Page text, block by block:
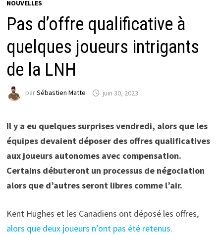
NOUVELLES
Pas d’offre qualificative à
quelques joueurs intrigants
de la LNH
parSébastien Matte juin 30, 2023
Il y a eu quelques surprises vendredi, alors que les
équipes devaient déposer des offres qualificatives
aux joueurs autonomes avec compensation.
Certains débuteront un processus de négociation
alors que d’autres seront libres comme l’air.
Kent Hughes et les Canadiens ont déposé les offres,
alors que deux joueurs n’ont pas été retenus.